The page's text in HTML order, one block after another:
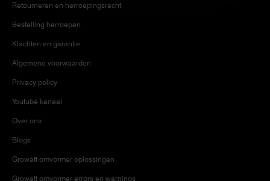
Retourneren en herroepingsrecht
Bestelling herroepen
Klachten en garantie
Algemene voorwaarden
Privacy policy
Youtube kanaal
Over ons
Blogs
Growatt omvormer oplossingen
Growatt omvormer errors en warnings